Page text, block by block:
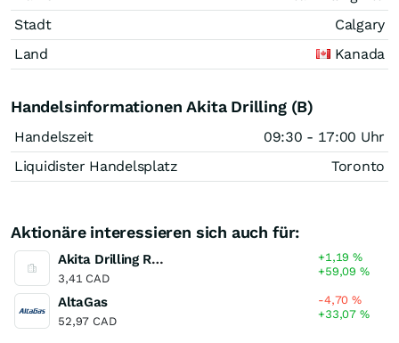
Stadt
Calgary
Land
Kanada
Handelsinformationen Akita Drilling (B)
Handelszeit
09:30 - 17:00 Uhr
Liquidister Handelsplatz
Toronto
Aktionäre interessieren sich auch für:
Akita Drilling Registered (A)
3,41 CAD
+1,19%
+59,09%
AltaGas
52,97 CAD
-4,70%
+33,07%